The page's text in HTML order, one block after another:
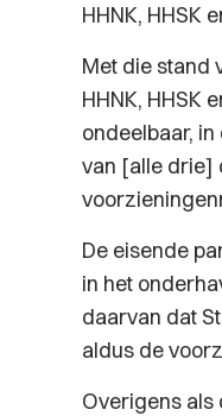
HHNK, HHSK
Met die stand
HHNK, HHSK
ondeelbaar,
van [alle drie]
De eisende
in het
daarvan dat
aldus de
Overigens